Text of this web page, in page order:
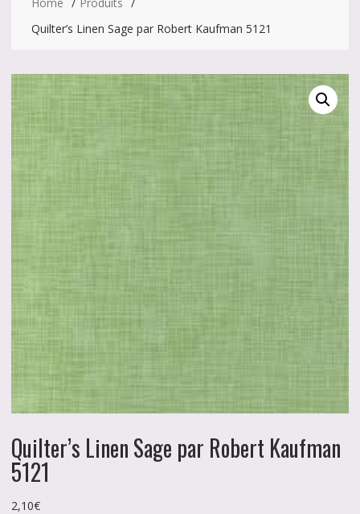
Quilter’s Linen Sage par Robert Kaufman 5121
Quilter’s Linen Sage par Robert Kaufman
5121
2,10€